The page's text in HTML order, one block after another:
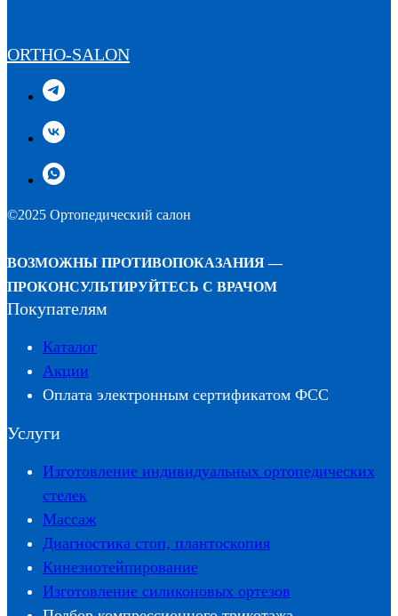
ORTHO-SALON
©2025 Ортопедический салон
ВОЗМОЖНЫ ПРОТИВОПОКАЗАНИЯ —
ПРОКОНСУЛЬТИРУЙТЕСЬ С ВРАЧОМ
Покупателям
Каталог
Акции
Оплата электронным сертификатом ФСС
Услуги
Изготовление индивидуальных ортопедических
стелек
Массаж
Диагностика стоп, плантоскопия
Кинезиотейпирование
Изготовление силиконовых ортезов